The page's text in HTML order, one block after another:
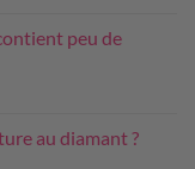
peu de
au diamant ?